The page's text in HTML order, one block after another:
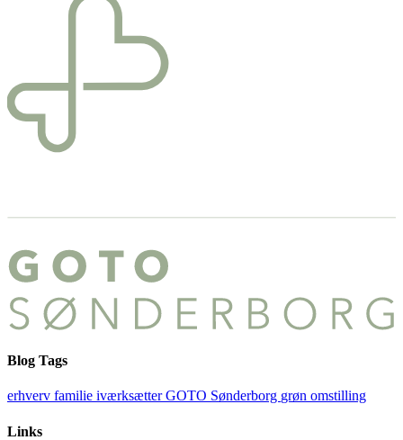
Blog Tags
erhverv familie iværksætterGOTO Sønderborg grøn omstilling
Links